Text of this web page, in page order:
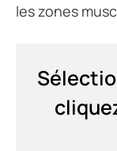
les zones